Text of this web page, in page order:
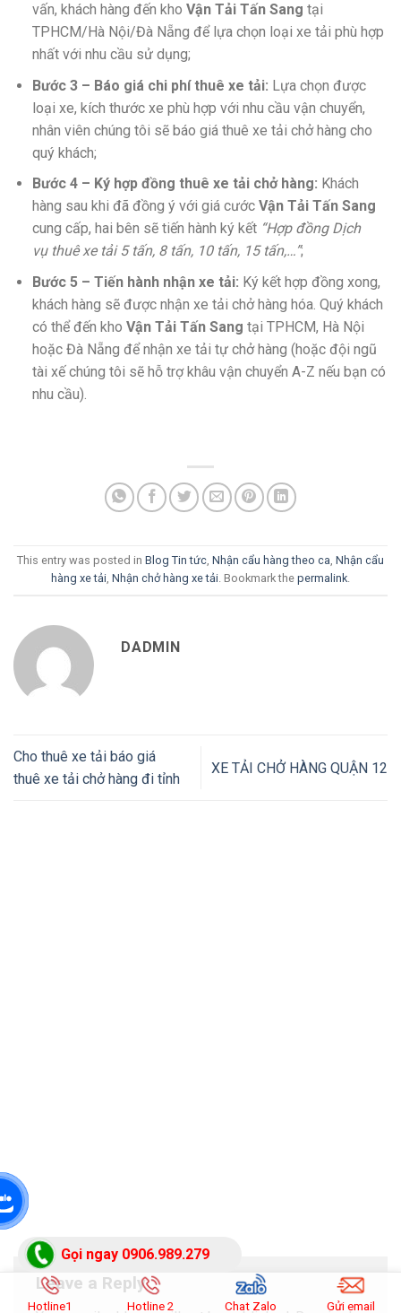
vấn, khách hàng đến kho Vận Tải Tấn Sang tại
TPHCM/Hà Nội/Đà Nẵng để lựa chọn loại xe tải phù hợp
nhất với nhu cầu sử dụng;
Bước 3 – Báo giá chi phí thuê xe tải: Lựa chọn được
loại xe, kích thước xe phù hợp với nhu cầu vận chuyển,
nhân viên chúng tôi sẽ báo giá thuê xe tải chở hàng cho
quý khách;
Bước 4 – Ký hợp đồng thuê xe tải chở hàng: Khách
hàng sau khi đã đồng ý với giá cước Vận Tải Tấn Sang
cung cấp, hai bên sẽ tiến hành ký kết “Hợp đồng Dịch
vụ thuê xe tải 5 tấn, 8 tấn, 10 tấn, 15 tấn,…”;
Bước 5 – Tiến hành nhận xe tải: Ký kết hợp đồng xong,
khách hàng sẽ được nhận xe tải chở hàng hóa. Quý khách
có thể đến kho Vận Tải Tấn Sang tại TPHCM, Hà Nội
hoặc Đà Nẵng để nhận xe tải tự chở hàng (hoặc đội ngũ
tài xế chúng tôi sẽ hỗ trợ khâu vận chuyển A-Z nếu bạn có
nhu cầu).
This entry was posted in Blog Tin tức, Nhận cẩu hàng theo ca, Nhận cẩu
hàng xe tải, Nhận chở hàng xe tải. Bookmark the permalink.
DADMIN
Cho thuê xe tải báo giá
thuê xe tải chở hàng đi tỉnh
XE TẢI CHỞ HÀNG QUẬN 12
Leave a Reply
Gọi ngay 0906.989.279
Hotline1 Hotline 2 Chat Zalo Gửi email